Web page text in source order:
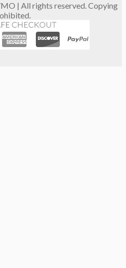
| All rights reserved. Copying